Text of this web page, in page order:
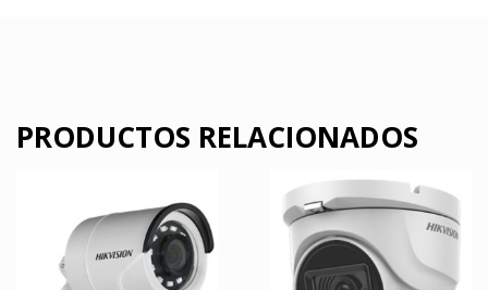
PRODUCTOS RELACIONADOS